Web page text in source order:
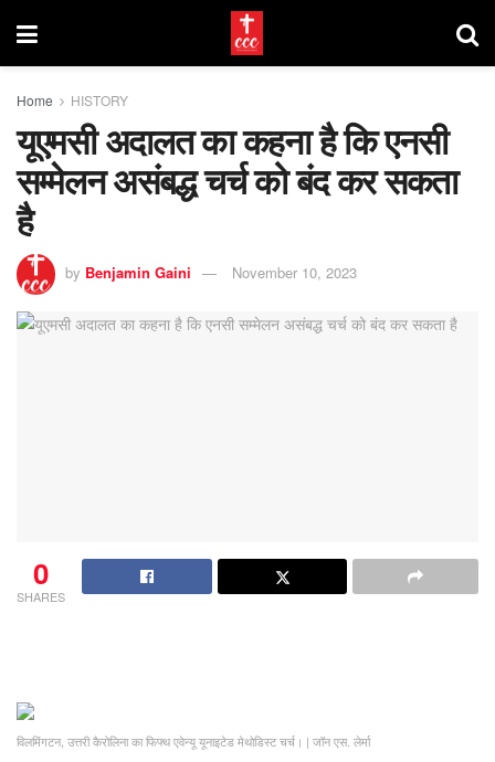
Home HISTORY
यूएमसी अदालत का कहना है कि एनसी
सम्मेलन असंबद्ध चर्च को बंद कर सकता
है
by Benjamin Gaini November 10, 2023
0
SHARES
विलमिंगटन, उत्तरी कैरोलिना का फिफ्थ एवेन्यू यूनाइटेड मेथोडिस्ट चर्च। | जॉन एस. लेर्मा